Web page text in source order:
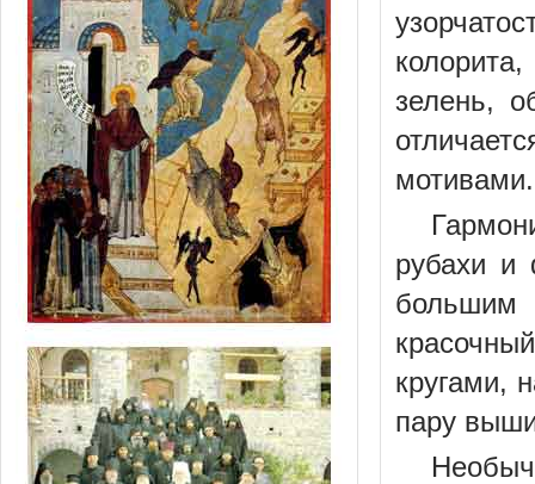
зелень,
мотивами.
рубахи и
большим
кругами,
пару